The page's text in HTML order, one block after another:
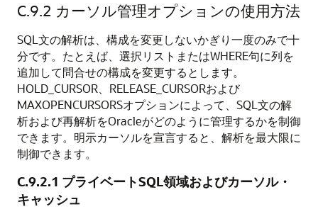
C.9.2 カーソル管理オプションの使用方法
SQL文の解析は、構成を変更しないかぎり一度のみで十
分です。たとえば、選択リストまたはWHERE句に列を
追加して問合せの構成を変更するとします。
HOLD_CURSOR、RELEASE_CURSORおよび
MAXOPENCURSORSオプションによって、SQL文の解
析および再解析をOracleがどのように管理するかを制御
できます。明示カーソルを宣言すると、解析を最大限に
制御できます。
C.9.2.1 プライベートSQL領域およびカーソル・
キャッシュ